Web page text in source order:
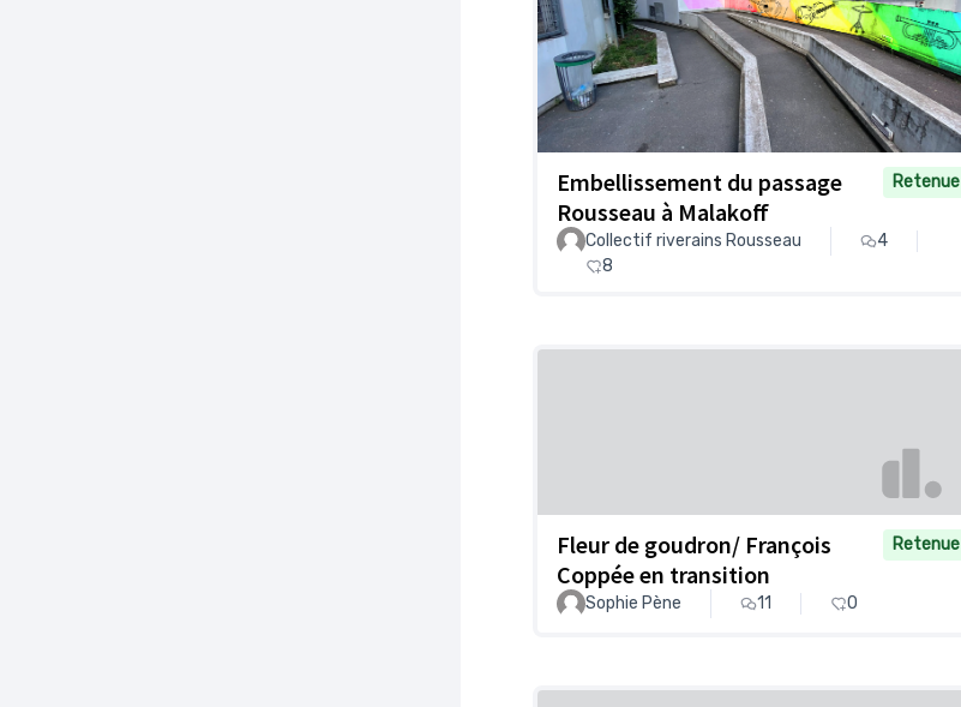
Embellissement du passage
Rousseau à Malakoff
Retenue
Collectif riverains Rousseau
4
8
Fleur de goudron/ François
Coppée en transition
Retenue
Sophie Pène 11 0